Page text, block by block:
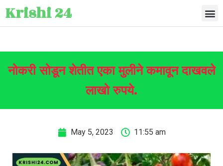
Krishi 24
नोकरी सोडून शेतीत एका मुलीने कमावून दाखवले
लाखो रुपये.
May 5, 2023 11:55 am